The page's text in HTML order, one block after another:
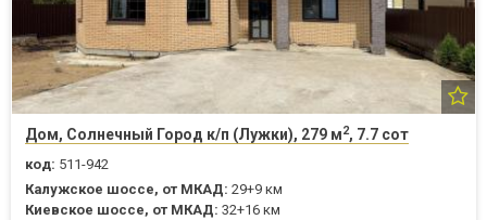
Дом, Солнечный Город к/п (Лужки), 279 м2, 7.7 сот
код: 511-942
Калужское шоссе, от МКАД: 29+9 км
Киевское шоссе, от МКАД: 32+16 км